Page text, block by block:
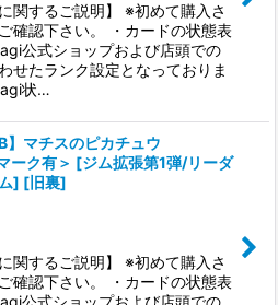
関するご説明】 ※初めて購入さ
確認下さい。 ・カードの状態表
公式ショップおよび店頭での
せたランク設定となっておりま
状…
】マチスのピカチュウ
ーク有＞ [ジム拡張第1弾/リーダ
] [旧裏]
関するご説明】 ※初めて購入さ
確認下さい。 ・カードの状態表
公式ショップおよび店頭での